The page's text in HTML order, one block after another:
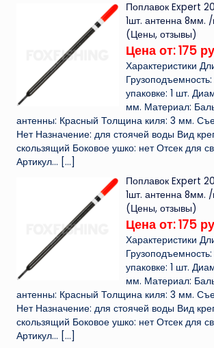
Поплавок Expert
1шт. антенна 8мм.
(Цены, отзывы)
Цена от: 175
Характеристики
упаковке: 1 шт.
мм. Материал:
антенны: Красный Толщина киля: 3 мм.
Нет Назначение: для стоячей воды Вид
скользящий Боковое ушко: нет Отсек для
Артикул... […]
Поплавок Expert
1шт. антенна 8мм.
(Цены, отзывы)
Цена от: 175
Характеристики
упаковке: 1 шт.
мм. Материал:
антенны: Красный Толщина киля: 3 мм.
Нет Назначение: для стоячей воды Вид
скользящий Боковое ушко: нет Отсек для
Артикул... […]